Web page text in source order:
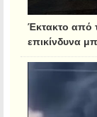
Έκτακτο από
επικίνδυνα